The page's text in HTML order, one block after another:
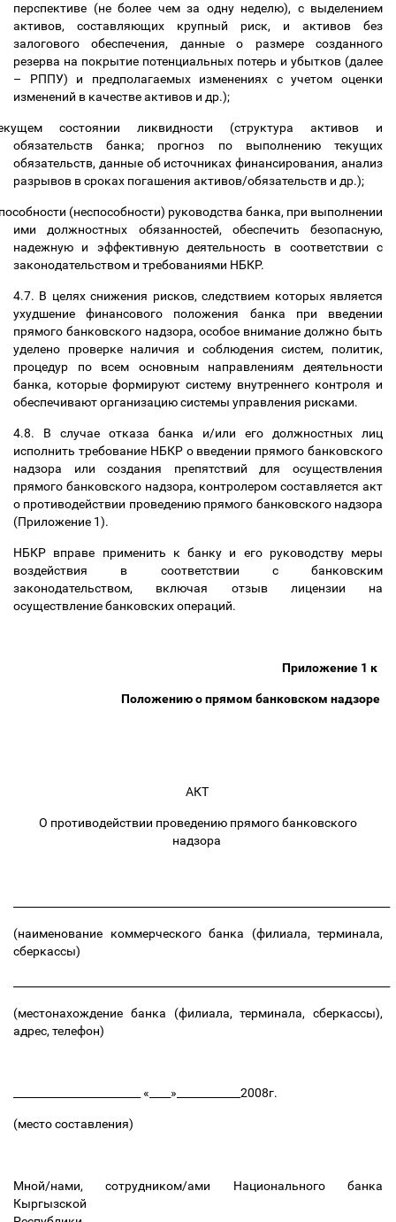
перспективе (не более чем за одну неделю), с выделением
активов, составляющих крупный риск, и активов без
залогового обеспечения, данные о размере созданного
резерва на покрытие потенциальных потерь и убытков (далее
– РППУ) и предполагаемых изменениях с учетом оценки
изменений в качестве активов и др.);
состоянии ликвидности (структура активов и
обязательств банка; прогноз по выполнению текущих
обязательств, данные об источниках финансирования, анализ
разрывов в сроках погашения активов/обязательств и др.);
(неспособности) руководства банка, при выполнении
ими должностных обязанностей, обеспечить безопасную,
надежную и эффективную деятельность в соответствии с
законодательством и требованиями НБКР.
4.7. В целях снижения рисков, следствием которых является
ухудшение финансового положения банка при введении
прямого банковского надзора, особое внимание должно быть
уделено проверке наличия и соблюдения систем, политик,
процедур по всем основным направлениям деятельности
банка, которые формируют систему внутреннего контроля и
обеспечивают организацию системы управления рисками.
4.8. В случае отказа банка и/или его должностных лиц
исполнить требование НБКР о введении прямого банковского
надзора или создания препятствий для осуществления
прямого банковского надзора, контролером составляется акт
о противодействии проведению прямого банковского надзора
(Приложение 1).
НБКР вправе применить к банку и его руководству меры
воздействия в соответствии с банковским
законодательством, включая отзыв лицензии на
осуществление банковских операций.
Приложение 1 к
Положению о прямом банковском надзоре
АКТ
О противодействии проведению прямого банковского
надзора
(наименование коммерческого банка (филиала, терминала,
сберкассы)
(местонахождение банка (филиала, терминала, сберкассы),
адрес, телефон)
________________________ «____»____________2008г.
(место составления)
Мной/нами, сотрудником/ами Национального банка
Кыргызской